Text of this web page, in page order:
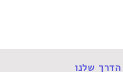
הדרך שלנו